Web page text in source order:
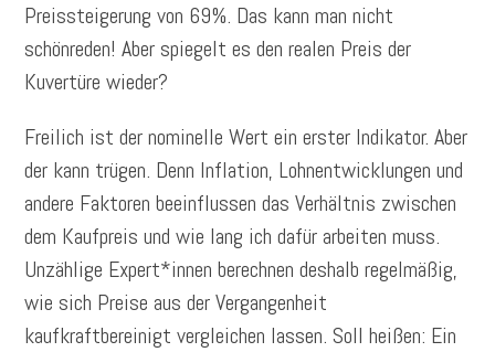
Preissteigerung von 69%. Das kann man nicht
schönreden! Aber spiegelt es den realen Preis der
Kuvertüre wieder?
Freilich ist der nominelle Wert ein erster Indikator. Aber
der kann trügen. Denn Inflation, Lohnentwicklungen und
andere Faktoren beeinflussen das Verhältnis zwischen
dem Kaufpreis und wie lang ich dafür arbeiten muss.
Unzählige Expert*innen berechnen deshalb regelmäßig,
wie sich Preise aus der Vergangenheit
kaufkraftbereinigt vergleichen lassen. Soll heißen: Ein